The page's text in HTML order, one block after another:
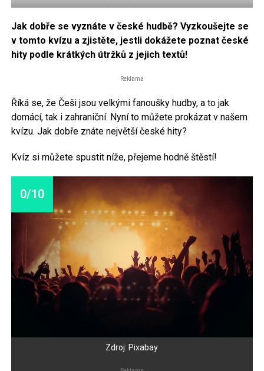
Jak dobře se vyznáte v české hudbě? Vyzkoušejte se
v tomto kvízu a zjistěte, jestli dokážete poznat české
hity podle krátkých útržků z jejich textů!
Reklama
Říká se, že Češi jsou velkými fanoušky hudby, a to jak
domácí, tak i zahraniční. Nyní to můžete prokázat v našem
kvízu. Jak dobře znáte největší české hity?
Kvíz si můžete spustit níže, přejeme hodně štěstí!
Zdroj: Pixabay
0/10